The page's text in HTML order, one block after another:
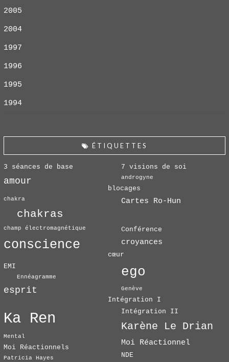
2005
2004
1997
1996
1995
1994
ÉTIQUETTES
3 séances de base 7 visions de soi
amour androgyne
blocages
Cartes Ro-Hun
chakra
chakras
champ électromagnétique Conférence
conscience croyances
cœur
ego
EMI
Ennéagramme
esprit Genève
Intégration I
Intégration II
Ka Ren Karène Le Drian
Mental
Moi Réactionnel
Moi Réactionnels
NDE
Patricia Hayes